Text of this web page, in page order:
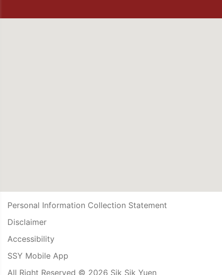
Personal Information Collection Statement
Disclaimer
Accessibility
SSY Mobile App
All Right Reserved © 2026 Sik Sik Yuen